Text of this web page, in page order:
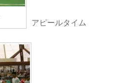
アピールタイム